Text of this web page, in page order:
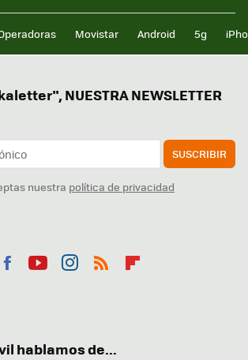
Movistar Android 5g
NUESTRA NEWSLETTER
SUSCRIBIR
nuestra política de privacidad
hablamos de...